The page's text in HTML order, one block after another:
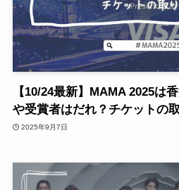
【10/24最新】MAMA 2025は
や受賞者はだれ？チケットの
2025年9月7日